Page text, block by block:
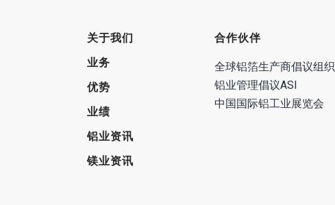
关于我们
业务
优势
业绩
铝业资讯
镁业资讯
合作伙伴
全球铝箔生产商倡议组织
铝业管理倡议ASI
中国国际铝工业展览会